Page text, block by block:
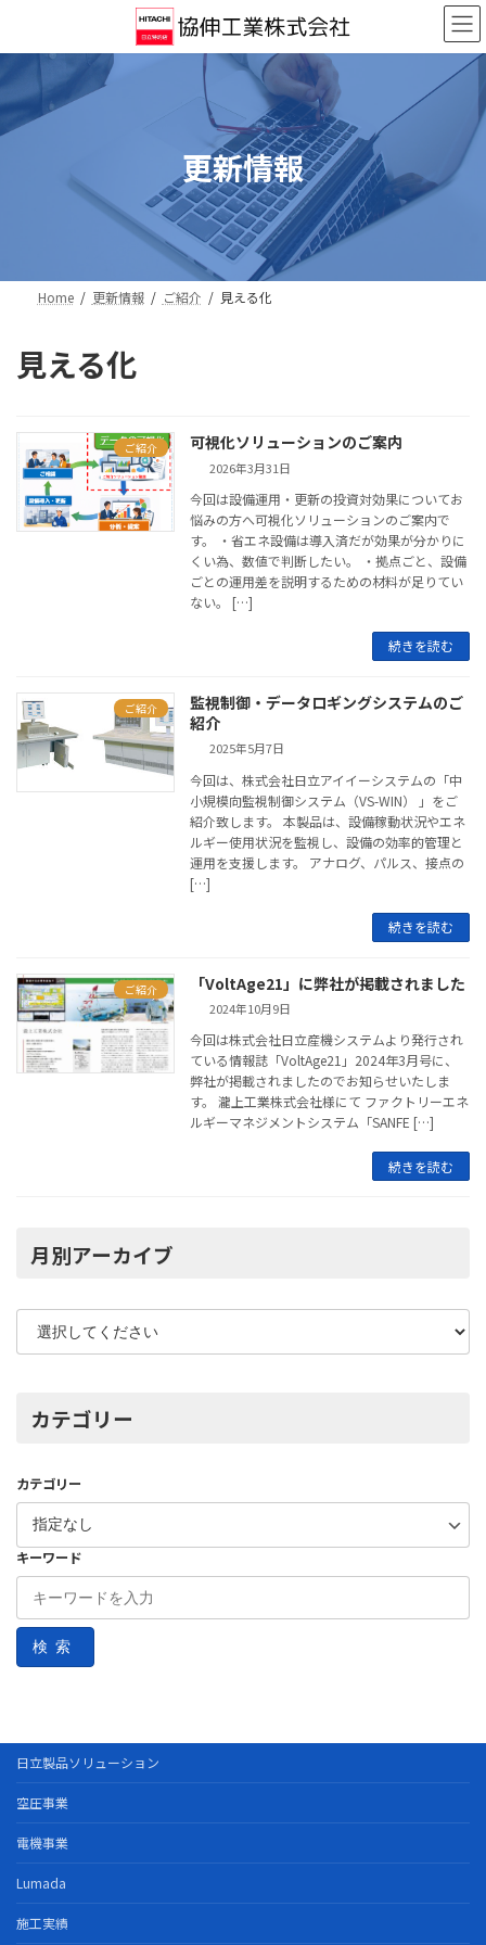
テ
ツ
ス
ゲ
シ
ン
更新情報
Home 更新情報 ご紹介 見える化
見える化
ご紹介 可視化ソリューションのご案内
2026年3月31日
今回は設備運用・更新の投資対効果についてお
悩みの方へ可視化ソリューションのご案内で
す。 ・省エネ設備は導入済だが効果が分かりに
くい為、数値で判断したい。 ・拠点ごと、設備
ごとの運用差を説明するための材料が足りてい
ない。 […]
続きを読む
ご紹介
監視制御・データロギングシステムのご
紹介
2025年5月7日
今回は、株式会社日立アイイーシステムの「中
小規模向監視制御システム（VS-WIN） 」をご
紹介致します。 本製品は、設備稼動状況やエネ
ルギー使用状況を監視し、設備の効率的管理と
運用を支援します。 アナログ、パルス、接点の
[…]
続きを読む
ご紹介 「VoltAge21」に弊社が掲載されました
2024年10月9日
今回は株式会社日立産機システムより発行され
ている情報誌「VoltAge21」2024年3月号に、
弊社が掲載されましたのでお知らせいたしま
す。 瀧上工業株式会社様にて ファクトリーエネ
ルギーマネジメントシステム「SANFE […]
続きを読む
月別アーカイブ
カテゴリー
カテゴリー
キーワード
検索
日立製品ソリューション
空圧事業
電機事業
Lumada
施工実績